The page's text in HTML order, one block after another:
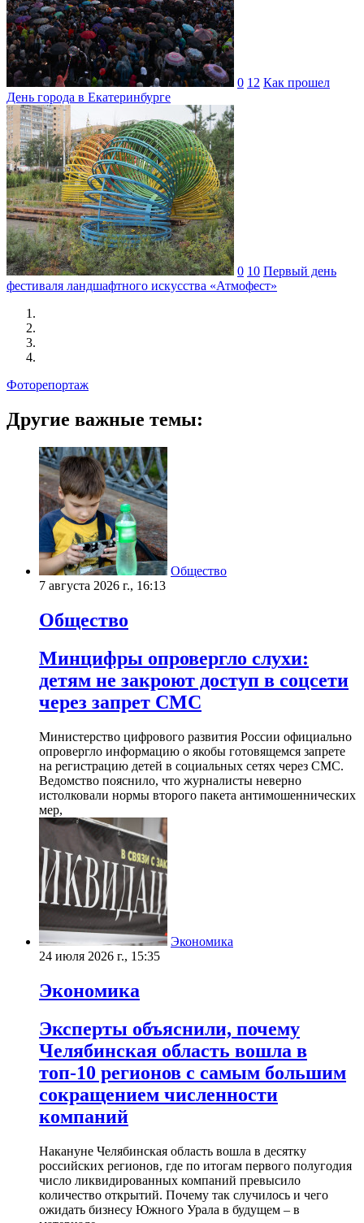
0 12 Как прошел
День города в Екатеринбурге
0 10 Первый день
фестиваля ландшафтного искусства «Атмофест»
Фоторепортаж
Другие важные темы:
Общество
7 августа 2026 г., 16:13
Общество
Минцифры опровергло слухи:
детям не закроют доступ в соцсети
через запрет СМС
Министерство цифрового развития России официально
опровергло информацию о якобы готовящемся запрете
на регистрацию детей в социальных сетях через СМС.
Ведомство пояснило, что журналисты неверно
истолковали нормы второго пакета антимошеннических
мер,
Экономика
24 июля 2026 г., 15:35
Экономика
Эксперты объяснили, почему
Челябинская область вошла в
топ-10 регионов с самым большим
сокращением численности
компаний
Накануне Челябинская область вошла в десятку
российских регионов, где по итогам первого полугодия
число ликвидированных компаний превысило
количество открытий. Почему так случилось и чего
ожидать бизнесу Южного Урала в будущем – в